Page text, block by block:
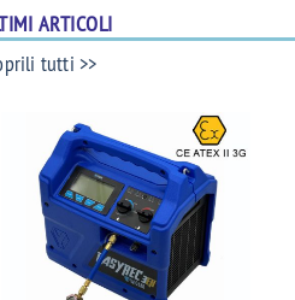
ARTICOLI
tutti >>